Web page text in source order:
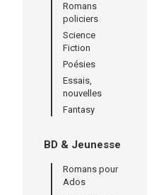
Romans
policiers
Science
Fiction
Poésies
Essais,
nouvelles
Fantasy
BD & Jeunesse
Romans pour
Ados